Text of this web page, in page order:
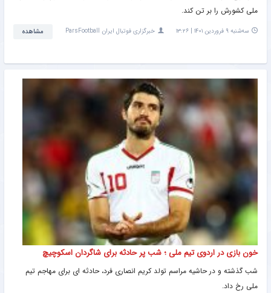
ملی کشورش را بر تن کند.
سه‌شنبه ۹ فروردین ۱۴۰۱ | ۱۳:۲۶ خبرگزاری فوتبال ایران ParsFootball مشاهده
خون بازی در اردوی تیم ملی ؛ شب پر حادثه برای شاگردان اسکوچیچ
شب گذشته و در حاشیه مراسم تولد کریم انصاری فرد، حادثه ای برای مهاجم تیم
ملی رخ داد.